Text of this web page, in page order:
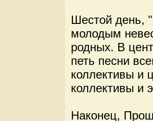
Шестой день,
молодым
родных. В
петь песни
коллективы и
коллективы и
Наконец,